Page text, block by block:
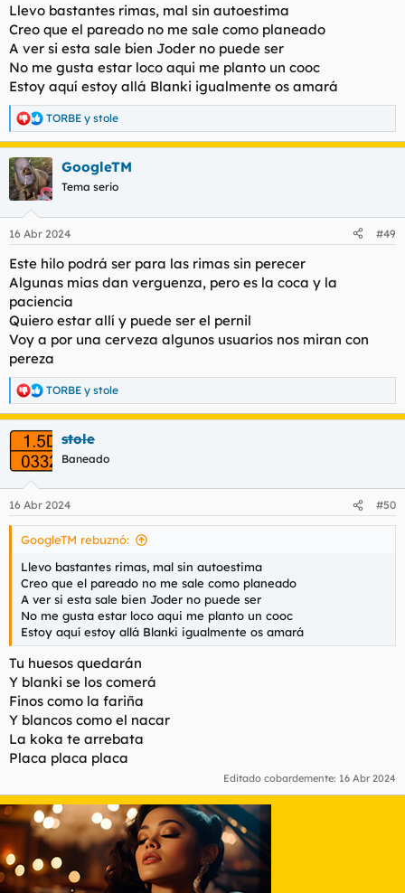
:
Llevo bastantes rimas, mal sin autoestima
Creo que el pareado no me sale como planeado
A ver si esta sale bien Joder no puede ser
No me gusta estar loco aqui me planto un cooc
Estoy aquí estoy allá Blanki igualmente os amará
R
e
a
c
c
i
e
:
TORBE y stole
GoogleTM
Tema serio
16 Abr 2024 #49
Este hilo podrá ser para las rimas sin perecer
Algunas mias dan verguenza, pero es la coca y la
paciencia
Quiero estar allí y puede ser el pernil
Voy a por una cerveza algunos usuarios nos miran con
pereza
R
e
a
c
i
e
s
TORBE y stole
stole
Baneado
16 Abr 2024 #50
GoogleTM rebuznó:
Llevo bastantes rimas, mal sin autoestima
Creo que el pareado no me sale como planeado
A ver si esta sale bien Joder no puede ser
No me gusta estar loco aqui me planto un cooc
Estoy aquí estoy allá Blanki igualmente os amará
Tu huesos quedarán
Y blanki se los comerá
Finos como la fariña
Y blancos como el nacar
La koka te arrebata
Placa placa placa
Editado cobardemente: 16 Abr 2024